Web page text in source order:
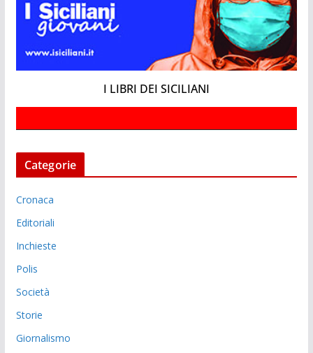
I LIBRI DEI SICILIANI
Categorie
Cronaca
Editoriali
Inchieste
Polis
Società
Storie
Giornalismo